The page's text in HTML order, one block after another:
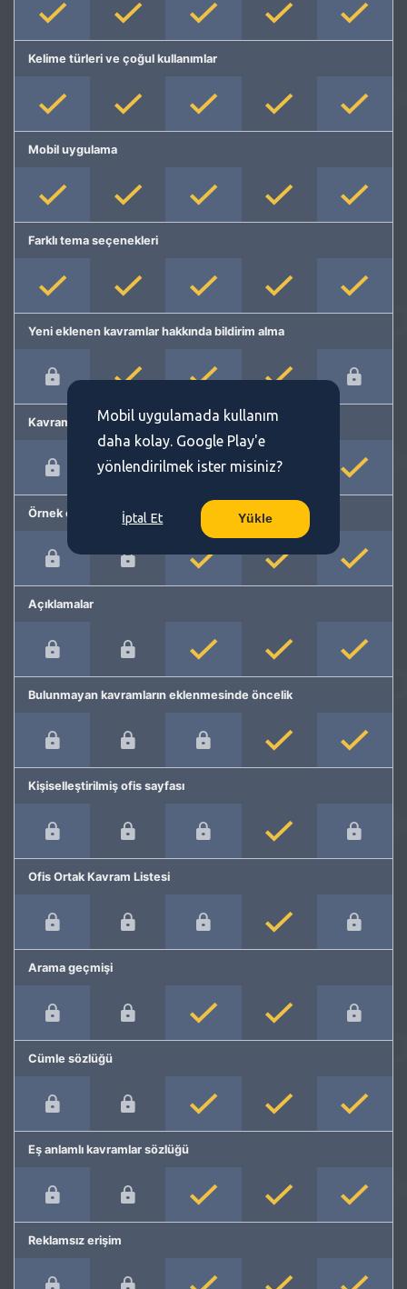
Kelime türleri ve çoğul kullanımlar
Mobil uygulama
Farklı tema seçenekleri
Yeni eklenen kavramlar hakkında bildirim alma
Kavram önerme
Örnek cümleler
Açıklamalar
Bulunmayan kavramların eklenmesinde öncelik
Kişiselleştirilmiş ofis sayfası
Ofis Ortak Kavram Listesi
Arama geçmişi
Cümle sözlüğü
Eş anlamlı kavramlar sözlüğü
Reklamsız erişim
Mobil uygulamada kullanım
daha kolay. Google Play'e
yönlendirilmek ister misiniz?
İptal Et Yükle